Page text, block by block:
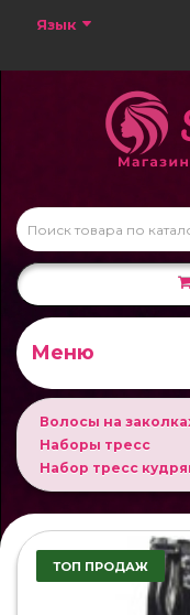
Язык
Меню
Волосы на
Наборы тресс
Набор тресс
ТОП ПРОДАЖ